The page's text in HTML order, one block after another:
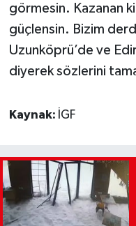
görmesin. Kazanan
güçlensin. Bizim
Uzunköprü’de ve
diyerek sözlerini
Kaynak: İGF